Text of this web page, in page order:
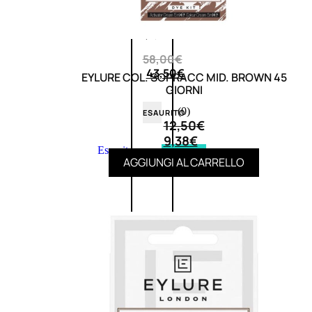
0su
5
58,00€
43,50€
ESAURITO
Esaurito
Fragranze
Nature
Donna
EYLURE COL. SOPRACC MID. BROWN 45
GIORNI
(0)
12,50€
9,38€
AGGIUNGI AL CARRELLO